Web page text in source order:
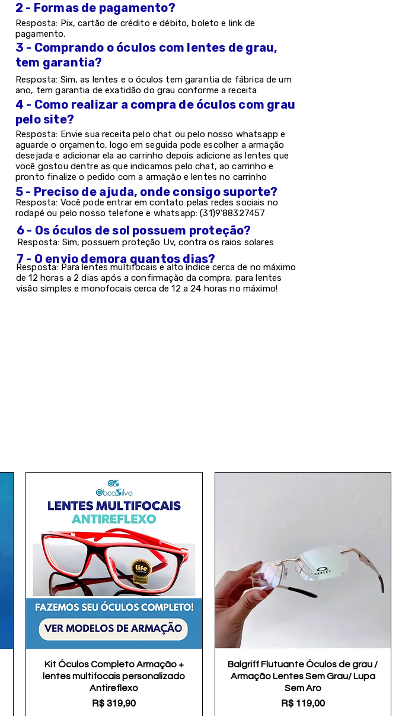
2 - Formas de pagamento?
Resposta: Pix, cartão de crédito e débito, boleto e link de
pagamento.
3 - Comprando o óculos com lentes de grau,
tem garantia?
Resposta: Sim, as lentes e o óculos tem garantia de fábrica de um
ano, tem garantia de exatidão do grau conforme a receita
4 - Como realizar a compra de óculos com grau
pelo site?
Resposta: Envie sua receita pelo chat ou pelo nosso whatsapp e
aguarde o orçamento, logo em seguida pode escolher a armação
desejada e adicionar ela ao carrinho depois adicione as lentes que
você gostou dentre as que indicamos pelo chat, ao carrinho e
pronto finalize o pedido com a armação e lentes no carrinho
5 - Preciso de ajuda, onde consigo suporte?
Resposta: Você pode entrar em contato pelas redes sociais no
rodapé ou pelo nosso telefone e whatsapp: (31)9'88327457
6 - Os óculos de sol possuem proteção?
Resposta: Sim, possuem proteção Uv, contra os raios solares
7 - O envio demora quantos dias?
Resposta: Para lentes multifocais e alto índice cerca de no máximo
de 12 horas a 2 dias após a confirmação da compra, para lentes
visão simples e monofocais cerca de 12 a 24 horas no máximo!
Visualização rápida
Kit Óculos Completo Armação +
lentes multifocais personalizado
Antireflexo
Preço
R$ 319,90
Visualização rápida
Balgriff Flutuante Óculos de grau /
Armação Lentes Sem Grau/ Lupa
Sem Aro
Preço
R$ 119,00